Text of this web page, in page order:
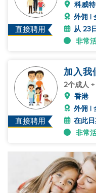
直接聘用
科威特
外佣 |
从 23
非常
直接聘用
加入我
2个成人
香港
外佣 |
在此
非常